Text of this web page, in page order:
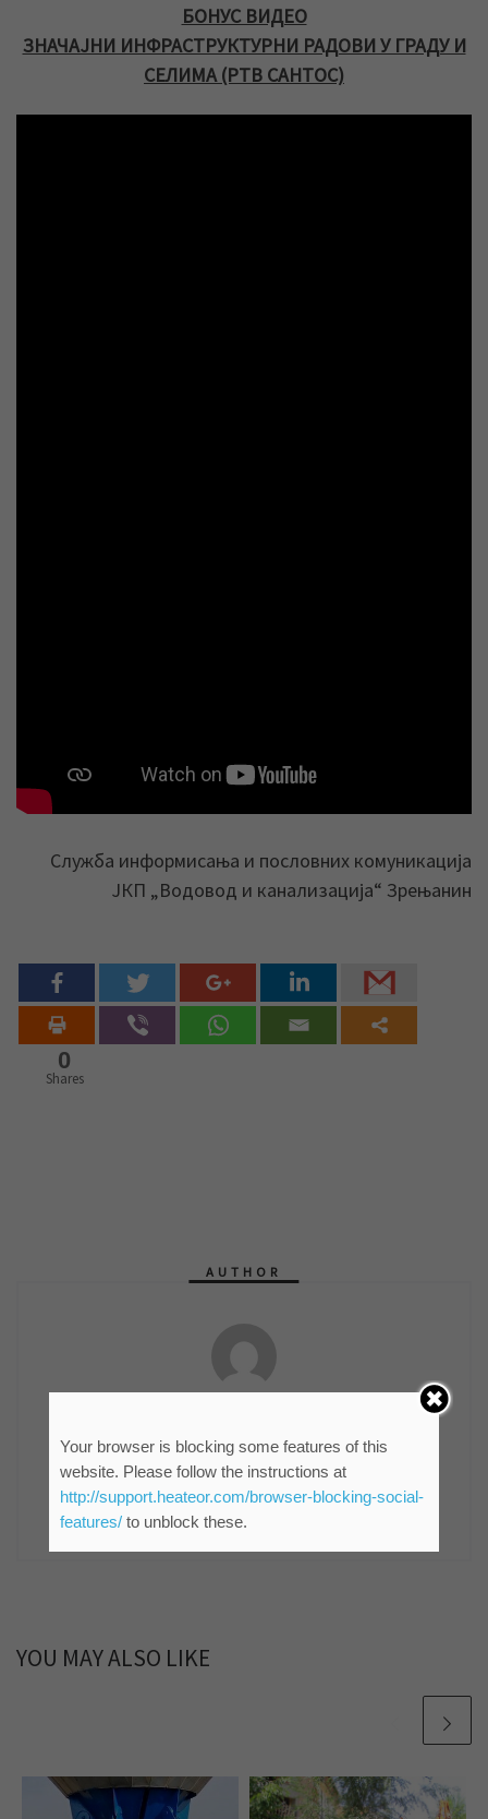
БОНУС ВИДЕО
ЗНАЧАЈНИ ИНФРАСТРУКТУРНИ РАДОВИ У ГРАДУ И
СЕЛИМА (РТВ САНТОС)
Служба информисања и пословних комуникација
ЈКП „Водовод и канализација“ Зрењанин
0
Shares
AUTHOR
мр Синиша Гајин
комуникација ЈКП "Водовод и канализација"
Зрењанин
861 POSTS
YOU MAY ALSO LIKE
Your browser is blocking some features of this
website. Please follow the instructions at
http://support.heateor.com/browser-blocking-social-
features/to unblock these.